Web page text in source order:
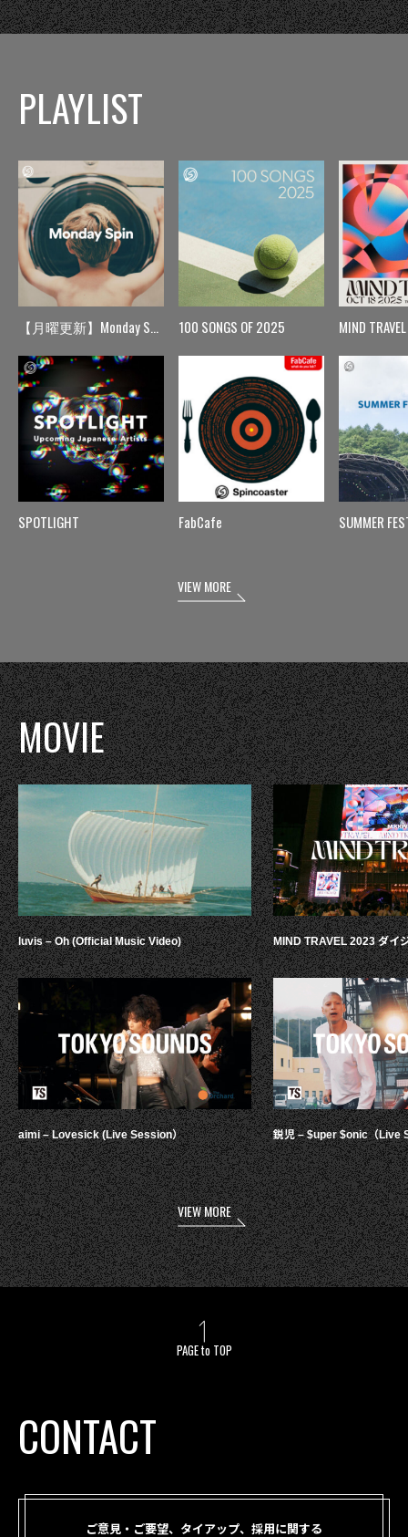
PLAYLIST
【月曜更新】Monday Spin
SPOTLIGHT
100 SONGS OF 2025
FabCafe
MIND TRAVEL
SUMMER
VIEW MORE
MOVIE
luvis – Oh (Official Music Video)
aimi – Lovesick (Live Session）
MIND TRAVEL 2023 ダイ
鋭児 – $uper $onic（Live
VIEW MORE
PAGE to TOP
CONTACT
ご意見・ご要望、タイアップ、採用に関する